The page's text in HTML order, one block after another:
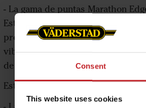
Consent
This website uses cookies
- La gama de puntas Marathon
Esto mejora la capacidad de
profundidad en condiciones
vibratorias como las del
de Väderstad.
Este año, Väderstad introduce una